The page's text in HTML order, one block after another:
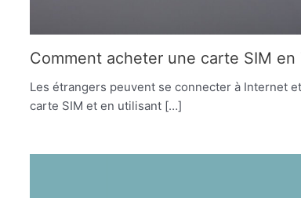
Comment acheter une carte SIM
Les étrangers peuvent se connecter à Internet
carte SIM et en utilisant […]